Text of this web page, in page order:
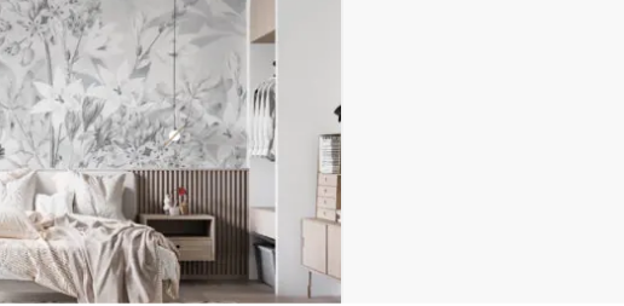
Ovaj
proizvod
ima
više
varijanti.
Opcije
se
mogu
odabrati
na
stranici
proizvoda